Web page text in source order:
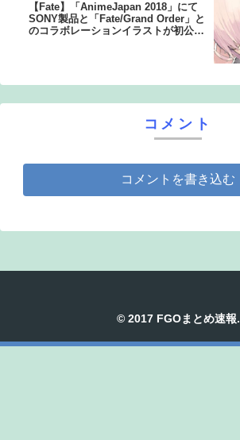
【Fate】「AnimeJapan 2018」にて
SONY製品と「Fate/Grand Order」と
のコラボレーションイラストが初公
コメント
コメントを書き込む
© 2017 FGOまとめ速報.